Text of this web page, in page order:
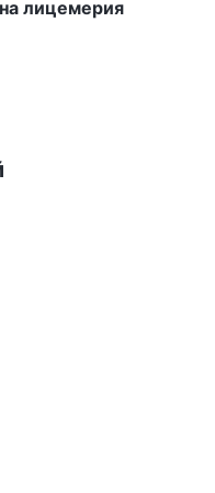
людей;
к ним; им
неким
обычные люди
Они смотрят на
лицемерия